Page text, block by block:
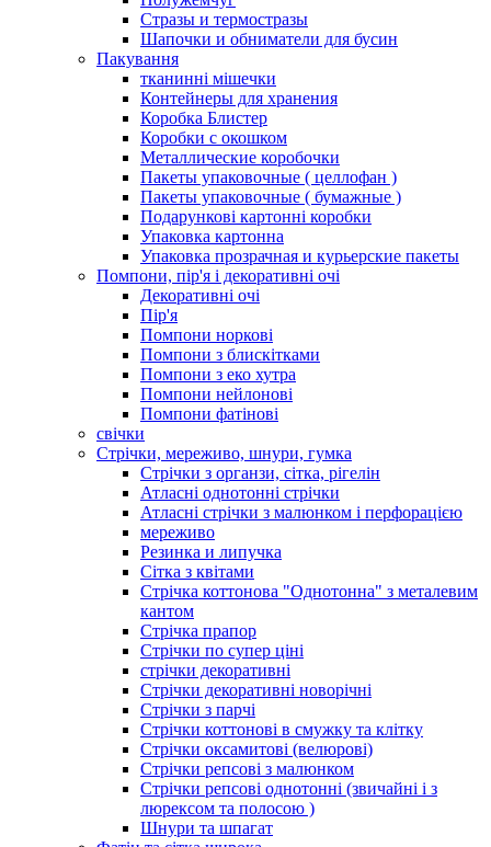
Стразы и термостразы
Шапочки и обниматели для бусин
Пакування
тканинні мішечки
Контейнеры для хранения
Коробка Блистер
Коробки с окошком
Металлические коробочки
Пакеты упаковочные ( целлофан )
Пакеты упаковочные ( бумажные )
Подарункові картонні коробки
Упаковка картонна
Упаковка прозрачная и курьерские пакеты
Помпони, пір'я і декоративні очі
Декоративні очі
Пір'я
Помпони норкові
Помпони з блискітками
Помпони з еко хутра
Помпони нейлонові
Помпони фатінові
свічки
Стрічки, мереживо, шнури, гумка
Стрічки з органзи, сітка, рігелін
Атласні однотонні стрічки
Атласні стрічки з малюнком і перфорацією
мереживо
Резинка и липучка
Сітка з квітами
Стрічка коттонова "Однотонна" з металевим
кантом
Стрічка прапор
Стрічки по супер ціні
стрічки декоративні
Стрічки декоративні новорічні
Стрічки з парчі
Стрічки коттонові в смужку та клітку
Стрічки оксамитові (велюрові)
Стрічки репсові з малюнком
Стрічки репсові однотонні (звичайні і з
люрексом та полосою )
Шнури та шпагат